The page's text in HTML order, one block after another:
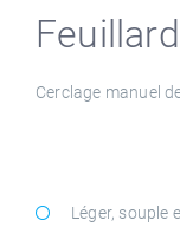
Cerclage manuel
Léger, souple